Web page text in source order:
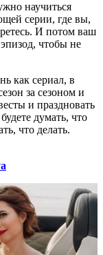
научиться
серии, где вы,
И потом ваш
чтобы не
как сериал, в
за сезоном и
и праздновать
думать, что
что делать.